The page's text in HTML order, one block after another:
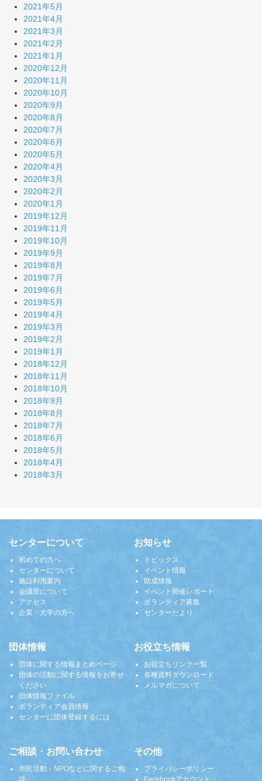
2021年5月
2021年4月
2021年3月
2021年2月
2021年1月
2020年12月
2020年11月
2020年10月
2020年9月
2020年8月
2020年7月
2020年6月
2020年5月
2020年4月
2020年3月
2020年2月
2020年1月
2019年12月
2019年11月
2019年10月
2019年9月
2019年8月
2019年7月
2019年6月
2019年5月
2019年4月
2019年3月
2019年2月
2019年1月
2018年12月
2018年11月
2018年10月
2018年9月
2018年8月
2018年7月
2018年6月
2018年5月
2018年4月
2018年3月
センターについて
初めての方へ
センターについて
施設利用案内
会議室について
アクセス
企業・大学の方へ
お知らせ
トピックス
イベント情報
助成情報
イベント開催レポート
ボランティア募集
センターだより
団体情報
団体に関する情報まとめページ
団体の活動に関する情報をお寄せ
ください
団体情報ファイル
ボランティア会員情報
センターに団体登録するには
お役立ち情報
お役立ちリンク一覧
各種資料ダウンロード
メルマガについて
ご相談・お問い合わせ
市民活動・NPOなどに関するご相
その他
プライバシーポリシー